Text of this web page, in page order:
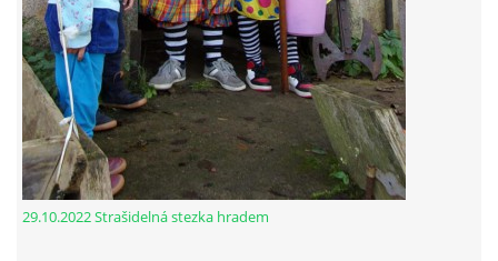
29.10.2022 Strašidelná stezka hradem